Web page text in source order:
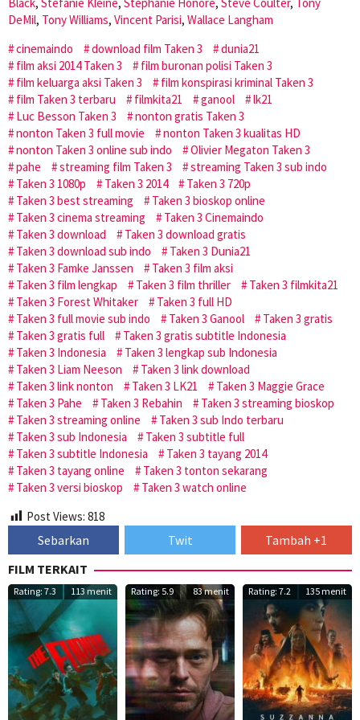
DeMil, Tony Williams, Vincent Parisi, Wallace Langham
cinemaindo
download film Taken 3
dunia21
film aksi 2014 Taken 3
film buronan polisi Taken 3
film keluarga aksi Taken 3
film konspirasi kriminal Taken 3
film Taken 3 terbaru
filmkita21 ganool
lk21
Luc Besson Taken 3
nonton gratis Taken 3
nonton Taken 3 full movie
nonton Taken 3 kualitas HD
nonton Taken 3 online sub indo
Olivier Megaton Taken 3
pahe
streaming film Taken 3
streaming Taken 3 sub indo
Taken 3 1080p
Taken 3 2014
Taken 3 720p
Taken 3 best streaming
Taken 3 bioskop online
Taken 3 cinema streaming
Taken 3 Cinemaindo
Taken 3 download
Taken 3 download gratis
Taken 3 download sub indo
Taken 3 Dunia21
Taken 3 Famke Janssen
Taken 3 film aksi
Taken 3 film lengkap
Taken 3 film thriller
Taken 3 filmkita21
Taken 3 Forest Whitaker
Taken 3 full HD
Taken 3 full movie sub indo
Taken 3 Ganool
Taken 3 gratis
Taken 3 gratis full
Taken 3 gratis subtitle Indonesia
Taken 3 Indonesia
Taken 3 lengkap sub Indonesia
Taken 3 Liam Neeson
Taken 3 link download
Taken 3 link nonton
Taken 3 LK21
Taken 3 Maggie Grace
Taken 3 Pahe
Taken 3 Rebahin
Taken 3 streaming bioskop
Taken 3 streaming online
Taken 3 sub Indo terbaru
Taken 3 sub Indonesia
Taken 3 subtitle full
Taken 3 subtitle Indonesia
Taken 3 tayang 2014
Taken 3 tayang online
Taken 3 tonton sekarang
Taken 3 versi bioskop
Taken 3 watch online
Post Views: 818
Sebarkan Twit
Tambah +1
FILM TERKAIT
Rating: 7.3 113 menit Rating: 5.9 83 menit Rating: 7.2 135 menit